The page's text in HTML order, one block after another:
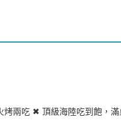
兩吃 ✖ 頂級海陸吃到飽，